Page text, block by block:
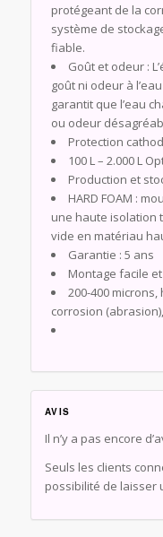
protégeant de la
système de
fiable.
Goût et odeur :
goût ni odeur à
garantit que l’eau
ou odeur
Protection
100 L – 2.000 L
Production et
HARD FOAM :
une haute isolation
vide en matériau
Garantie : 5 ans
Montage facile
200-400
corrosion
AVIS
Il n’y a pas encore
Seuls les clients
possibilité de laisser